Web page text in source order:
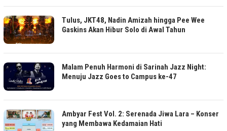
Tulus, JKT48, Nadin Amizah hingga Pee Wee
Gaskins Akan Hibur Solo di Awal Tahun
Malam Penuh Harmoni di Sarinah Jazz Night:
Menuju Jazz Goes to Campus ke-47
Ambyar Fest Vol. 2: Serenada Jiwa Lara – Konser
yang Membawa Kedamaian Hati